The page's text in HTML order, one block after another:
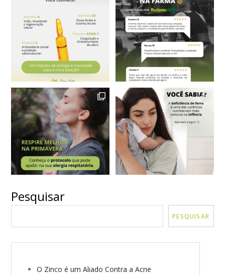
VER MAIS Seguir no Instagram
Pesquisar
PESQUISAR
O Zinco é um Aliado Contra a Acne